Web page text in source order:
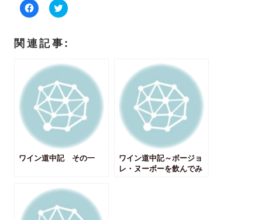
F
a
b
o
で
共
す
る
に
は
ク
ッ
ク
て
(
し
ク
リ
て
i
t
r
で
共
有
(
し
い
ウ
ウ
開
き
関連記事:
ワイン道中記 その一
ワイン道中記～ボージョ
レ・ヌーボーを飲んでみ